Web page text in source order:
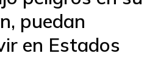
puedan
en Estados